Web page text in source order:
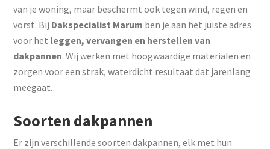
van je woning, maar beschermt ook tegen wind, regen en
vorst. Bij Dakspecialist Marum ben je aan het juiste adres
voor het leggen, vervangen en herstellen van
dakpannen. Wij werken met hoogwaardige materialen en
zorgen voor een strak, waterdicht resultaat dat jarenlang
meegaat.
Soorten dakpannen
Er zijn verschillende soorten dakpannen, elk met hun